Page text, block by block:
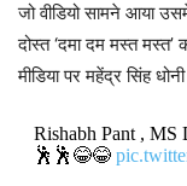
जो वीडियो सामने आया
दोस्त ‘दमा दम मस्त
मीडिया पर महेंद्र सिंह
Rishabh Pant , MS
🕺🕺😂😂